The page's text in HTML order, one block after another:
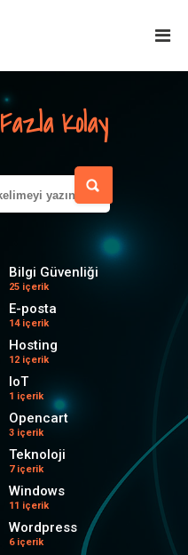
Fazla Kolay
Bilgi Güvenliği
25 içerik
E-posta
14 içerik
Hosting
12 içerik
IoT
1 içerik
Opencart
3 içerik
Teknoloji
7 içerik
Windows
11 içerik
Wordpress
6 içerik